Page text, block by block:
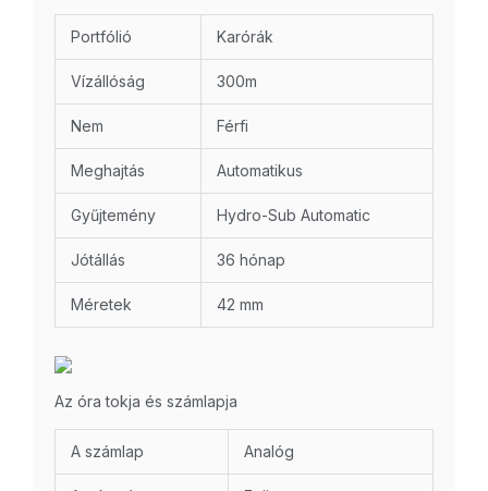
Portfólió Karórák
Vízállóság 300m
Nem Férfi
Meghajtás Automatikus
Gyűjtemény Hydro-Sub Automatic
Jótállás 36 hónap
Méretek 42 mm
Az óra tokja és számlapja
A számlap Analóg